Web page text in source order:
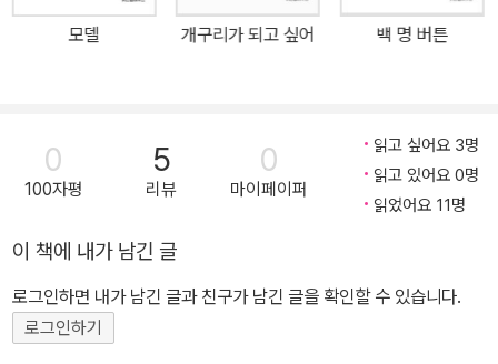
지 알 수 없는 텅 비고 화려한 수식어”처럼 번쩍거리고 매끈한 공간이
아닌, 기계학습센터는 산골짜기 한가운데 폐교된 대학교 기숙사를 개
매를 연상시킨다. 변두리로 내몰린 사람들, 밀려나고 밀려나다 못해
더 이상 갈 곳 없는 사람들, “살아 있으니까 살고 있을 뿐”인 “아무것
도 아닌” 사람들이 그저 공짜로 재워주고 돈도 준다는 이유만으로 자
정보를 업로드하는 단조로운 일상이지만, ‘나’에게는 뜻하지 않은 사
건들이 곰팡이처럼 스멀스멀 솟아나기 시작한다. 맥락 없는 대화와
과장된 아첨을 덧붙이며 다가오는 915호 또라이를 마주치는가 하면,
모델 개구리가 되고 싶어 백 명 버튼
0
100자평
5
리뷰
0
마이페이퍼
읽고 싶어요 3명
읽고 있어요 0명
읽었어요 11명
이 책에 내가 남긴 글
로그인하면 내가 남긴 글과 친구가 남긴 글을 확인할 수 있습니다.
로그인하기